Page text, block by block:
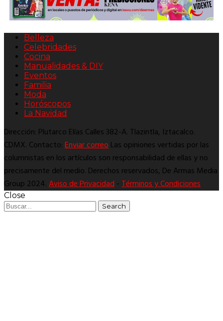
Belleza
Celebridades
Cocina
Manualidades & DIY
Eventos
Familia
Moda
Horóscopos
La Navidad
Dirección: Plutarco Elías Calles 382-A. Tlazintla, Iztacalco.
CDMX. Contacto:Enviar correoLas opiniones vertidas por las
columnistas en los artículos son responsabilidad de ellas y no
precisamente del medio. Derechos reservados, De Armas Media
Group 2024.Aviso de Privacidad-Términos y Condiciones
Close